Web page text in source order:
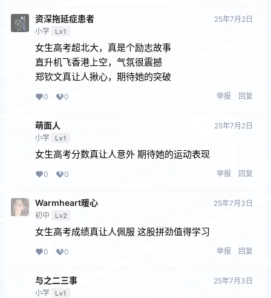
资深拖延症患者
小学 Lv1
25年7月2日
女生高考超北大，真是个励志故事
直升机飞香港上空，气氛很震撼
郑钦文真让人揪心，期待她的突破
0 0 举报 回复
萌面人
小学 Lv1
25年7月2日
女生高考分数真让人意外 期待她的运动表现
0 0 举报 回复
Warmheart暖心
初中 Lv2
25年7月3日
女生高考成绩真让人佩服 这股拼劲值得学习
0 0 举报 回复
与之二三事
小学 Lv1
25年7月3日